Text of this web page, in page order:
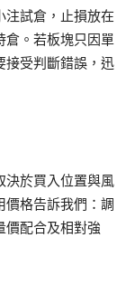
注試倉，止損放在
倉。若板塊只因單
接受判斷錯誤，迅
決於買入位置與風
價格告訴我們：調
價配合及相對強